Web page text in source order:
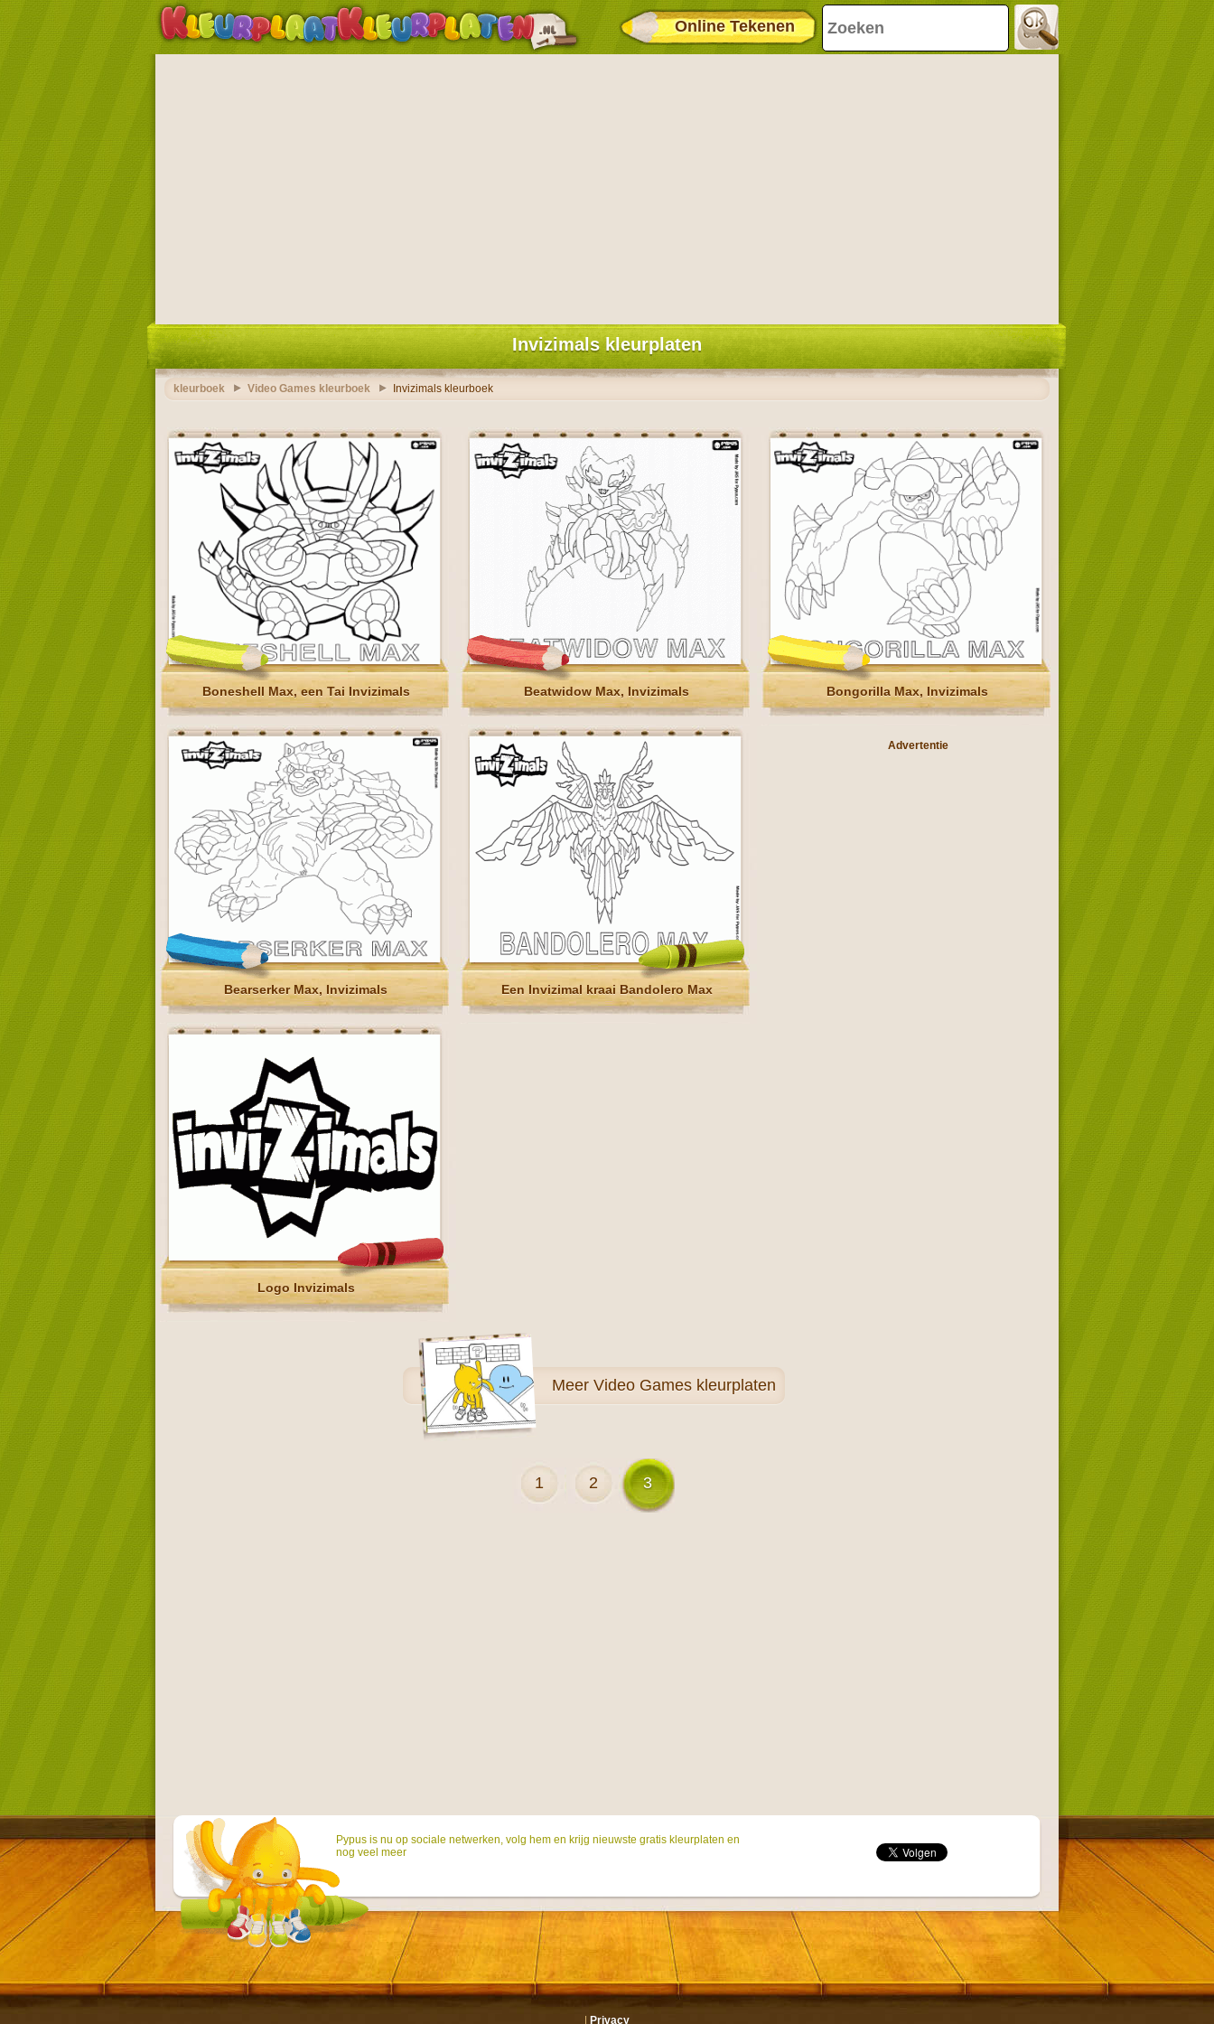
Online Tekenen
Invizimals kleurplaten
kleurboek Video Games kleurboek Invizimals kleurboek
Boneshell Max, een Tai Invizimals Beatwidow Max, Invizimals Bongorilla Max, Invizimals
Bearserker Max, Invizimals Een Invizimal kraai Bandolero Max
Advertentie
Logo Invizimals
Meer Video Games kleurplaten
1 2 3
Pypus is nu op sociale netwerken, volg hem en krijg nieuwste gratis kleurplaten en
nog veel meer
Privacy